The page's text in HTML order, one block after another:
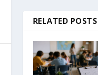
RELATED POSTS